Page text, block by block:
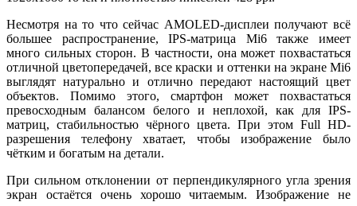
Несмотря на то что сейчас AMOLED-дисплеи получают всё
большее распространение, IPS-матрица Mi6 также имеет
много сильных сторон. В частности, она может похвастаться
отличной цветопередачей, все краски и оттенки на экране Mi6
выглядят натурально и отлично передают настоящий цвет
объектов. Помимо этого, смартфон может похвастаться
превосходным балансом белого и неплохой, как для IPS-
матриц, стабильностью чёрного цвета. При этом Full HD-
разрешения телефону хватает, чтобы изображение было
чётким и богатым на детали.
При сильном отклонении от перпендикулярного угла зрения
экран остаётся очень хорошо читаемым. Изображение не